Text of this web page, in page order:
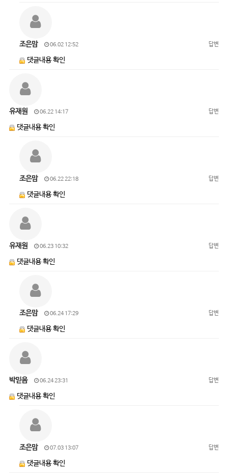
조은맘 06.02 12:52 답변
댓글내용 확인
유재원 06.22 14:17 답변
댓글내용 확인
조은맘 06.22 22:18 답변
댓글내용 확인
유재원 06.23 10:32 답변
댓글내용 확인
조은맘 06.24 17:29 답변
댓글내용 확인
박믿음 06.24 23:31 답변
댓글내용 확인
조은맘 07.03 13:07 답변
댓글내용 확인